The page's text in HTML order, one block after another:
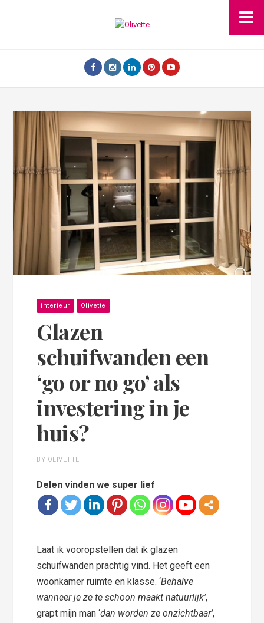
interieur Olivette
Glazen
schuifwanden een
‘go or no go’ als
investering in je
huis?
BY OLIVETTE
Delen vinden we super lief
Laat ik vooropstellen dat ik glazen
schuifwanden prachtig vind. Het geeft een
woonkamer ruimte en klasse. ‘Behalve
wanneer je ze te schoon maakt natuurlijk’,
grapt mijn man ‘dan worden ze onzichtbaar’,